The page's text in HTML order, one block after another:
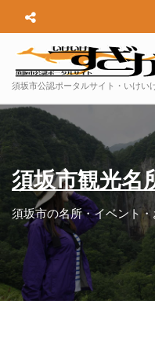
須坂市公認ポータルサイト・いけい
須坂市観光名
須坂市の名所・イベント